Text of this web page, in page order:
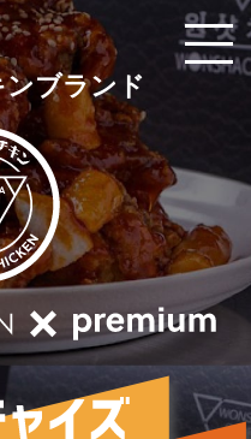
ブランド